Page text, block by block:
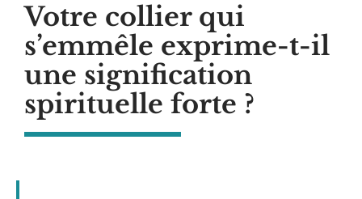
Votre collier qui
s’emmêle exprime-t-il
une signification
spirituelle forte ?